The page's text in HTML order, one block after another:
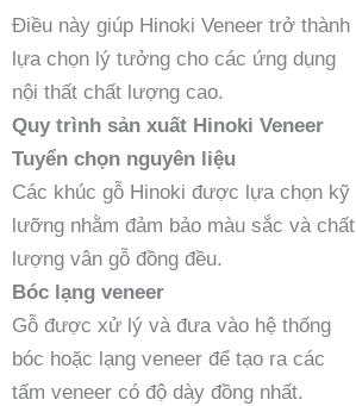
Điều này giúp Hinoki Veneer trở thành
lựa chọn lý tưởng cho các ứng dụng
nội thất chất lượng cao.
Quy trình sản xuất Hinoki Veneer
Tuyển chọn nguyên liệu
Các khúc gỗ Hinoki được lựa chọn kỹ
lưỡng nhằm đảm bảo màu sắc và chất
lượng vân gỗ đồng đều.
Bóc lạng veneer
Gỗ được xử lý và đưa vào hệ thống
bóc hoặc lạng veneer để tạo ra các
tấm veneer có độ dày đồng nhất.